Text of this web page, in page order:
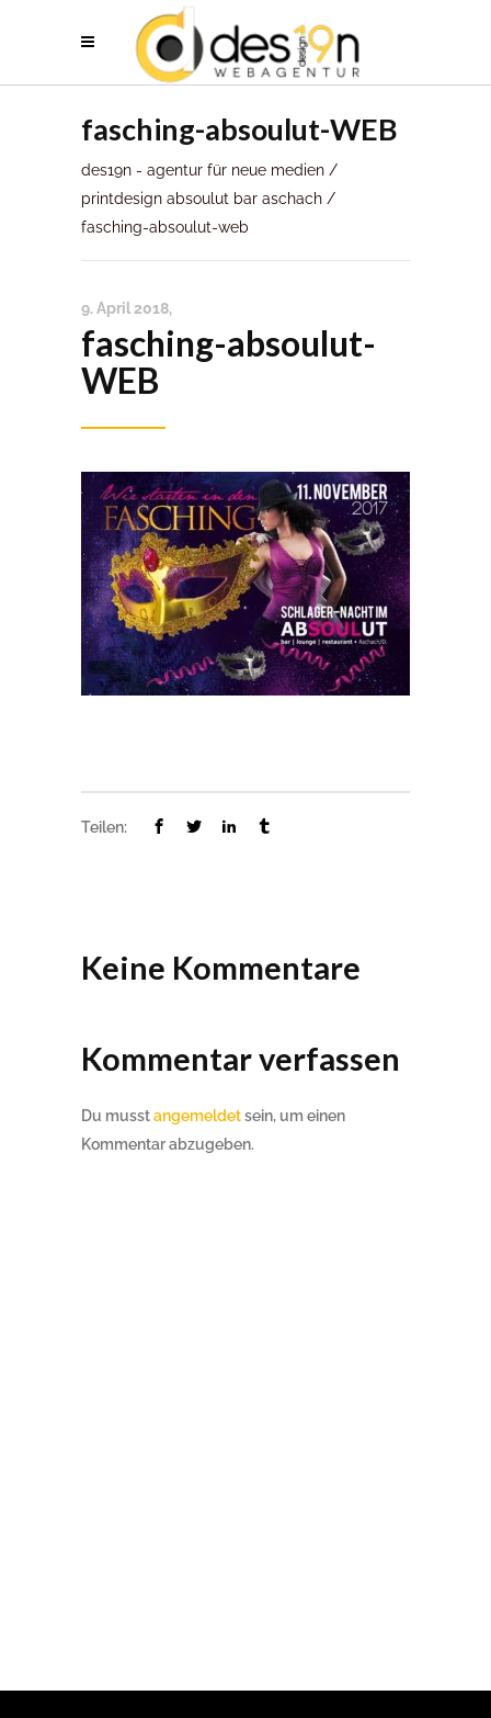
fasching-absoulut-WEB
des19n - agentur für neue medien /
printdesign absoulut bar aschach /
fasching-absoulut-web
9. April 2018
fasching-absoulut-
WEB
Teilen:
Keine Kommentare
Kommentar verfassen
Du musstangemeldetsein, um einen
Kommentar abzugeben.